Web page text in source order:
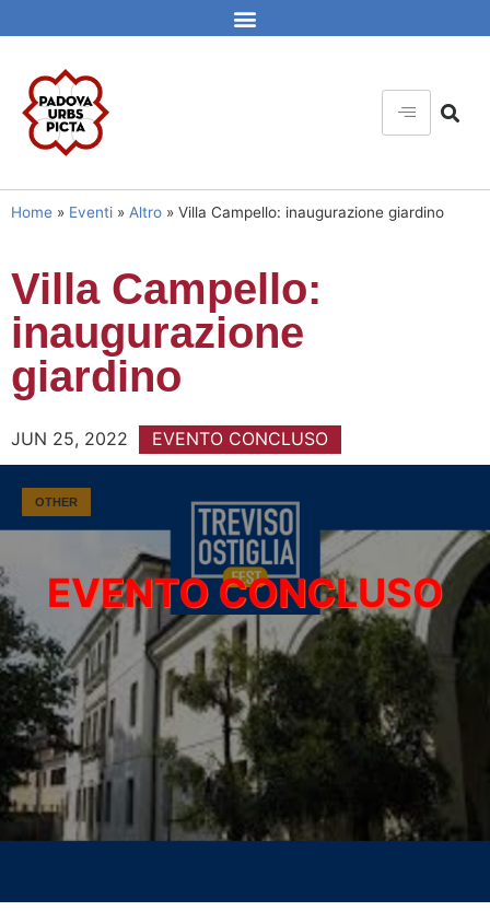
Home » Eventi » Altro » Villa Campello: inaugurazione giardino
Villa Campello:
inaugurazione
giardino
JUN 25, 2022 EVENTO CONCLUSO
OTHER